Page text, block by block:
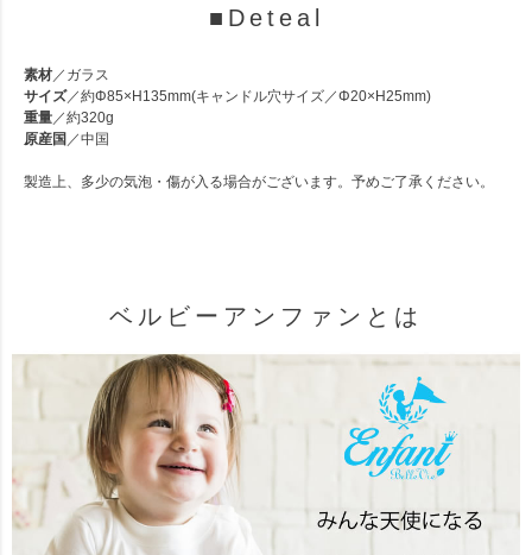
■Deteal
素材／ガラス
サイズ／約Φ85×H135mm(キャンドル穴サイズ／Φ20×H25mm)
重量／約320g
原産国 ／中国
製造上、多少の気泡・傷が入る場合がございます。予めご了承ください。
ベルビーアンファンとは